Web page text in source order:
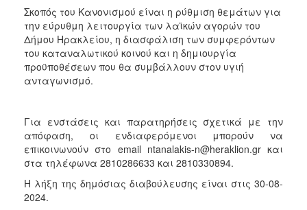
2013
2012
2011
2010
ΔΗΜΟΤΗΣ
ΕΠΙΣΚΕΠΤΗΣ
Σκοπός του Κανονισμού είναι η ρύθμιση θεμάτων για
την εύρυθμη λειτουργία των λαϊκών αγορών του
Δήμου Ηρακλείου, η διασφάλιση των συμφερόντων
του καταναλωτικού κοινού και η δημιουργία
προϋποθέσεων που θα συμβάλλουν στον υγιή
ανταγωνισμό.
Για ενστάσεις και παρατηρήσεις σχετικά με την
απόφαση, οι ενδιαφερόμενοι μπορούν να
επικοινωνούν στο email ntanalakis-n@heraklion.gr και
στα τηλέφωνα 2810286633 και 2810330894.
Η λήξη της δημόσιας διαβούλευσης είναι στις 30-08-
2024.